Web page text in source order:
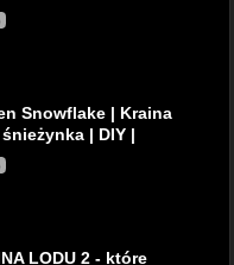
Snowflake | Kraina
| DIY |
LODU 2 - które